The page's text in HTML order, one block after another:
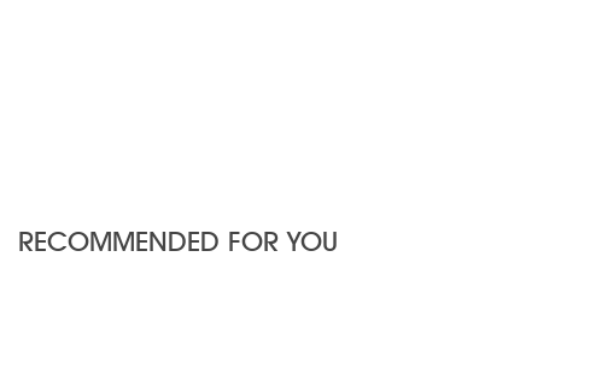
RECOMMENDED FOR YOU